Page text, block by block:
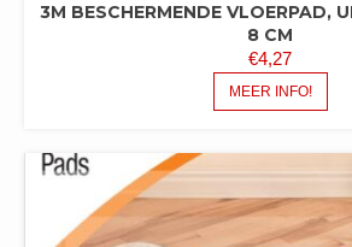
3M BESCHERMENDE VLOERPAD,
8 CM
€4,27
MEER INFO!